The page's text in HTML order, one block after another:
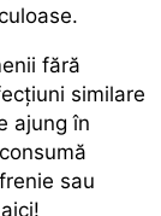
fără
similare
ajung în
sau